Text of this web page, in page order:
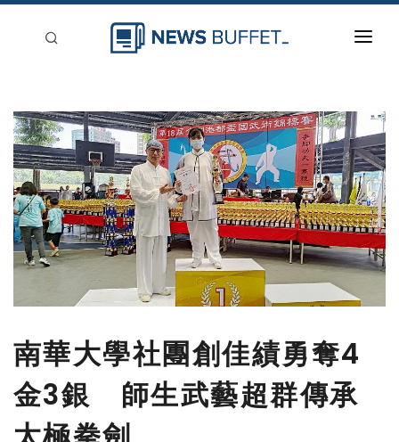
新聞稿分類
登入
刊登
南華大學社團創佳績勇奪4
金3銀 師生武藝超群傳承